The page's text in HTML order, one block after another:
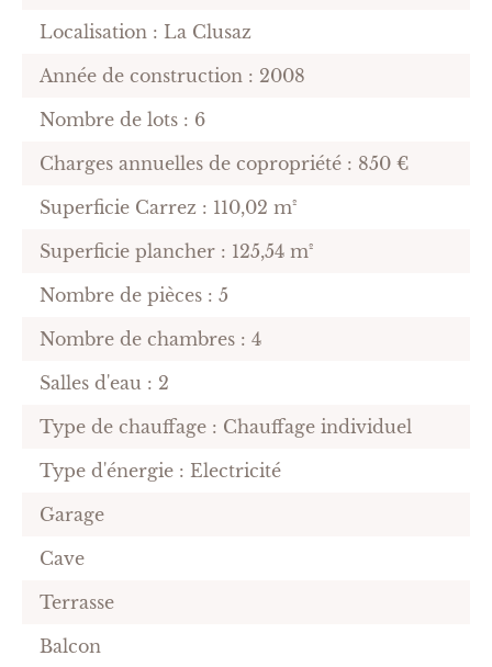
Localisation : La Clusaz
Année de construction : 2008
Nombre de lots : 6
Charges annuelles de copropriété : 850 €
Superficie Carrez : 110,02 m²
Superficie plancher : 125,54 m²
Nombre de pièces : 5
Nombre de chambres : 4
Salles d'eau : 2
Type de chauffage : Chauffage individuel
Type d'énergie : Electricité
Garage
Cave
Terrasse
Balcon